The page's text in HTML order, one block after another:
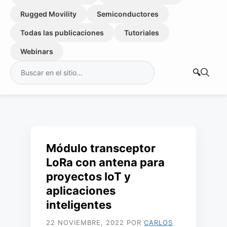
Rugged Movility Semiconductores
Todas las publicaciones Tutoriales
Webinars
Buscar:
Módulo transceptor
LoRa con antena para
proyectos IoT y
aplicaciones
inteligentes
22 NOVIEMBRE, 2022 POR CARLOS